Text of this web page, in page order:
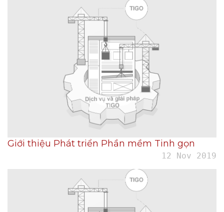
Giới thiệu Phát triển Phần mềm Tinh gọn
12 Nov 2019